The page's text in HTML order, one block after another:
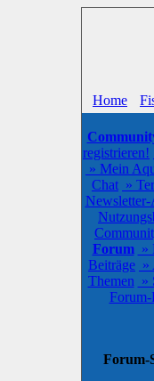
Home
registrieren!
» Mein
Chat »
Forum »
Beiträge »
Themen »
Forum-